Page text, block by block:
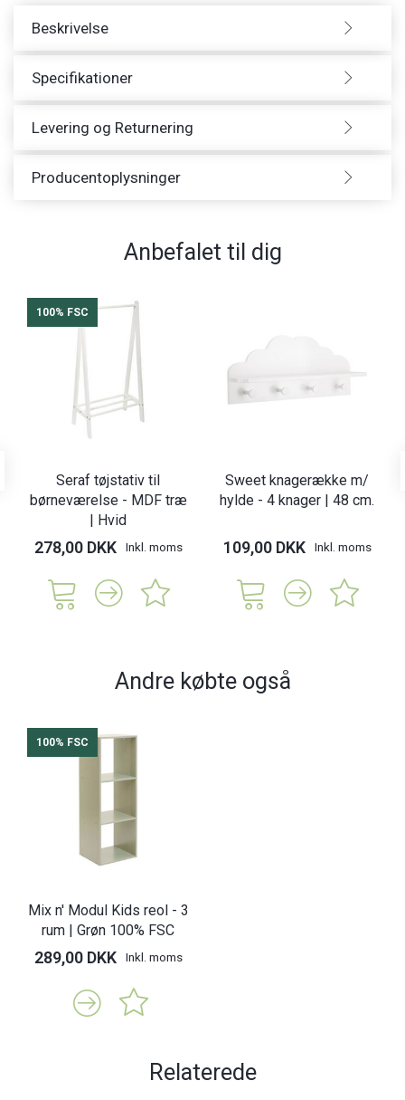
Beskrivelse
Specifikationer
Levering og Returnering
Producentoplysninger
Anbefalet til dig
100% FSC
Seraf tøjstativ til
børneværelse - MDF træ
| Hvid
278,00 DKK Inkl. moms
Sweet knagerække m/
hylde - 4 knager | 48 cm.
109,00 DKK Inkl. moms
Andre købte også
100% FSC
Mix n' Modul Kids reol - 3
rum | Grøn 100% FSC
289,00 DKK Inkl. moms
Relaterede